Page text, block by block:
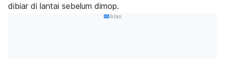
dibiar di lantai sebelum dimop.
Iklan